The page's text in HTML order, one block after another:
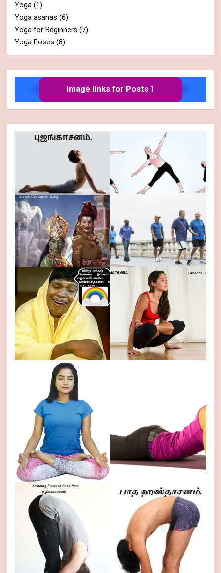
Yoga (1)
Yoga asanas (6)
Yoga for Beginners (7)
Yoga Poses (8)
Image links for Posts 1